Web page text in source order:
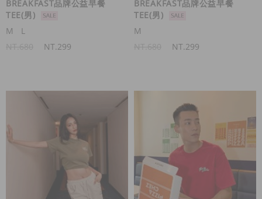
BREAKFAST品牌公益早餐
TEE(男)
M
L
NT.299
BREAKFAST品牌公益早餐
TEE(男)
M
NT.299